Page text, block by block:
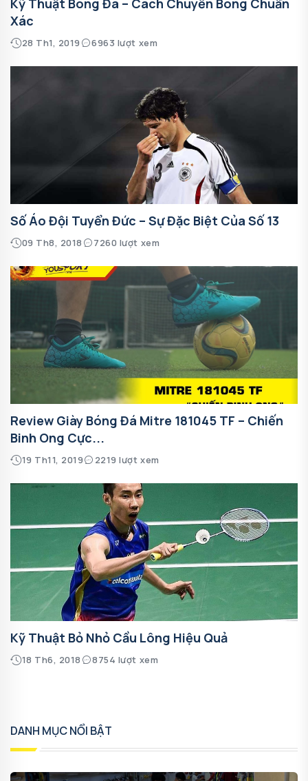
Xác
28 Th1, 2019 6963 lượt xem
Số Áo Đội Tuyển Đức – Sự Đặc Biệt Của Số 13
09 Th8, 2018 7260 lượt xem
Review Giày Bóng Đá Mitre 181045 TF – Chiến
Binh Ong Cực...
19 Th11, 2019 2219 lượt xem
Kỹ Thuật Bỏ Nhỏ Cầu Lông Hiệu Quả
18 Th6, 2018 8754 lượt xem
DANH MỤC NỔI BẬT